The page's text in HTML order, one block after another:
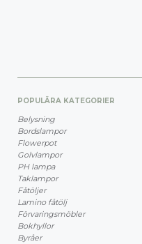
POPULÄRA KATEGORIER
Belysning
Bordslampor
Flowerpot
Golvlampor
PH lampa
Taklampor
Fåtöljer
Lamino fåtölj
Förvaringsmöbler
Bokhyllor
Byråer